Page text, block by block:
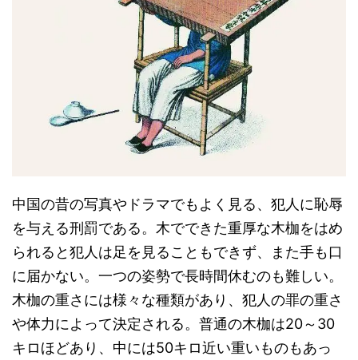
中国の昔の写真やドラマでもよく見る、犯人に恥辱
を与える刑罰である。木でできた重厚な木枷をはめ
られると犯人は足を見ることもできず、また手も口
に届かない。一つの姿勢で長時間休むのも難しい。
木枷の重さには様々な種類があり、犯人の罪の重さ
や体力によって決定される。普通の木枷は20～30
キロほどあり、中には50キロ近い重いものもあっ